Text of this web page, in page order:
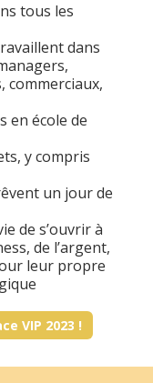
tous les
dans
commerciaux,
en école de
y compris
un jour de
de s’ouvrir à
de l’argent,
leur propre
VIP 2023 !